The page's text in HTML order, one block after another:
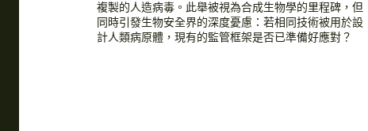
複製的人造病毒。此舉被視為合成生物學的里程碑，但
同時引發生物安全界的深度憂慮：若相同技術被用於設
計人類病原體，現有的監管框架是否已準備好應對？